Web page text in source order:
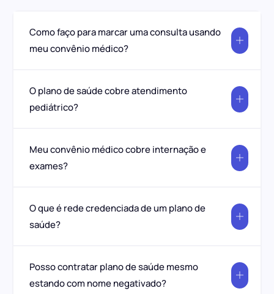
Como faço para marcar uma consulta usando
meu convênio médico?
O plano de saúde cobre atendimento
pediátrico?
Meu convênio médico cobre internação e
exames?
O que é rede credenciada de um plano de
saúde?
Posso contratar plano de saúde mesmo
estando com nome negativado?